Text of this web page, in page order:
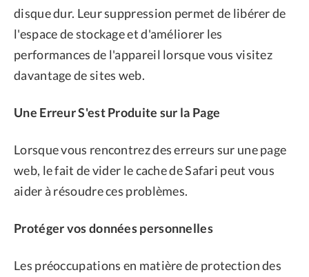
disque dur. Leur suppression permet de libérer de
l'espace de stockage et d'améliorer les
performances de l'appareil lorsque vous visitez
davantage de sites web.
Une Erreur S'est Produite sur la Page
Lorsque vous rencontrez des erreurs sur une page
web, le fait de vider le cache de Safari peut vous
aider à résoudre ces problèmes.
Protéger vos données personnelles
Les préoccupations en matière de protection des